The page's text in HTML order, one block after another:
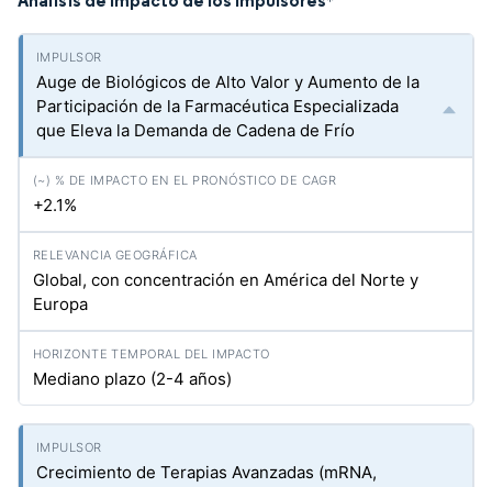
Auge de Biológicos de Alto Valor y Aumento de la
Participación de la Farmacéutica Especializada
que Eleva la Demanda de Cadena de Frío
+2.1%
Global, con concentración en América del Norte y
Europa
Mediano plazo (2-4 años)
Crecimiento de Terapias Avanzadas (mRNA,